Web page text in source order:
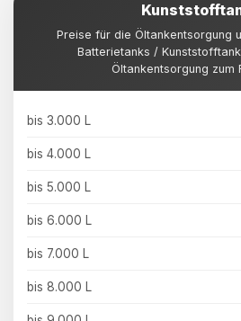
Preise für die Öltankentsorgung
Batterietanks /
Öltankentsorgung zum
bis 3.000 L
bis 4.000 L
bis 5.000 L
bis 6.000 L
bis 7.000 L
bis 8.000 L